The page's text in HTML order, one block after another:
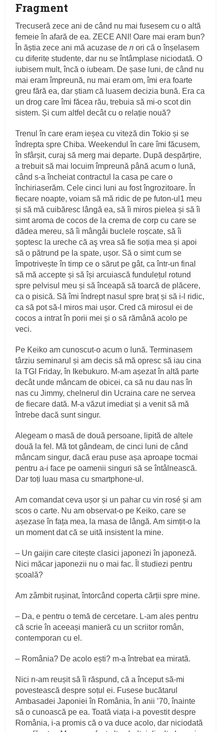
Fragment
Trecuseră zece ani de când nu mai fusesem cu o altă
femeie în afară de ea. ZECE ANI! Oare mai eram bun?
În ăștia zece ani mă acuzase den ori că o înșelasem
cu diferite studente, dar nu se întâmplase niciodată. O
iubisem mult, încă o iubeam. De șase luni, de când nu
mai eram împreună, nu mai eram om, îmi era foarte
greu fără ea, dar știam că luasem decizia bună. Era ca
un drog care îmi făcea rău, trebuia să mi-o scot din
sistem. Și cum altfel decât cu o relație nouă?
Trenul în care eram ieșea cu viteză din Tokio și se
îndrepta spre Chiba. Weekendul în care îmi făcusem,
în sfârșit, curaj să merg mai departe. După despărțire,
a trebuit să mai locuim împreună până acum o lună,
când s-a încheiat contractul la casa pe care o
închiriaserăm. Cele cinci luni au fost îngrozitoare. În
fiecare noapte, voiam să mă ridic de pe futon-ul1 meu
și să mă cuibăresc lângă ea, să îi miros pielea și să îi
simt aroma de cocos de la crema de corp cu care se
dădea mereu, să îi mângâi buclele roșcate, să îi
șoptesc la ureche că aş vrea să fie soția mea și apoi
să o pătrund pe la spate, ușor. Să o simt cum se
împotrivește în timp ce o sărut pe gât, ca într-un final
să mă accepte și să își arcuiască fundulețul rotund
spre pelvisul meu și să înceapă să toarcă de plăcere,
ca o pisică. Să îmi îndrept nasul spre braț și să i-l ridic,
ca să pot să-l miros mai ușor. Cred că mirosul ei de
cocos a intrat în porii mei și o să rămână acolo pe
veci.
Pe Keiko am cunoscut-o acum o lună. Terminasem
târziu seminarul și am decis să mă opresc să iau cina
la TGI Friday, în Ikebukuro. M-am așezat în altă parte
decât unde mâncam de obicei, ca să nu dau nas în
nas cu Jimmy, chelnerul din Ucraina care ne servea
de fiecare dată. M-a văzut imediat și a venit să mă
întrebe dacă sunt singur.
Alegeam o masă de două persoane, lipită de altele
două la fel. Mă tot gândeam, de cinci luni de când
mâncam singur, dacă erau puse așa aproape tocmai
pentru a-i face pe oamenii singuri să se întâlnească.
Dar toți luau masa cu smartphone-ul.
Am comandat ceva ușor și un pahar cu vin rosé și am
scos o carte. Nu am observat-o pe Keiko, care se
așezase în fața mea, la masa de lângă. Am simțit-o la
un moment dat că se uită insistent la mine.
– Un gaijin care citește clasici japonezi în japoneză.
Nici măcar japonezii nu o mai fac. Îl studiezi pentru
școală?
Am zâmbit rușinat, întorcând coperta cărții spre mine.
– Da, e pentru o temă de cercetare. L-am ales pentru
că scrie în aceeași manieră cu un scriitor român,
contemporan cu el.
– România? De acolo ești? m-a întrebat ea mirată.
Nici n-am reușit să îi răspund, că a început să-mi
povestească despre soțul ei. Fusese bucătarul
Ambasadei Japoniei în România, în anii ’70, înainte
să o cunoască pe ea. Toată viața i-a povestit despre
România, i-a promis că o va duce acolo, dar niciodată